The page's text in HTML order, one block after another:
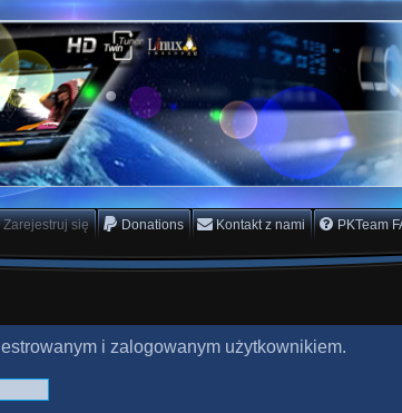
Zarejestruj się Donations Kontakt z nami PKTeam
i zalogowanym użytkownikiem.